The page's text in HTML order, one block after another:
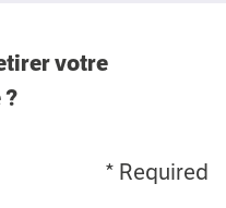
votre
?
* Required